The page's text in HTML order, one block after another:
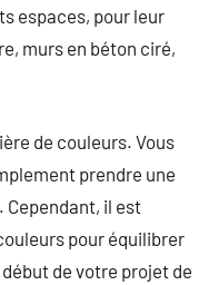
espaces, pour leur
murs en béton ciré,
de couleurs. Vous
prendre une
Cependant, il est
pour équilibrer
début de votre projet de